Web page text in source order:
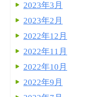
2023年3月
2023年2月
2022年12月
2022年11月
2022年10月
2022年9月